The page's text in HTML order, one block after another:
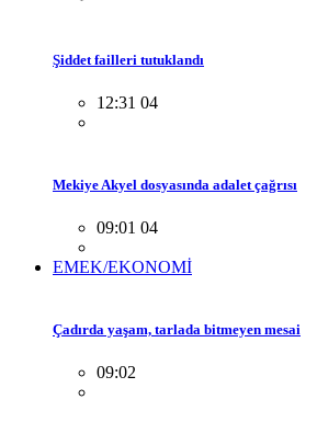
Şiddet failleri tutuklandı
12:31 04
Mekiye Akyel dosyasında adalet çağrısı
09:01 04
EMEK/EKONOMİ
Çadırda yaşam, tarlada bitmeyen mesai
09:02